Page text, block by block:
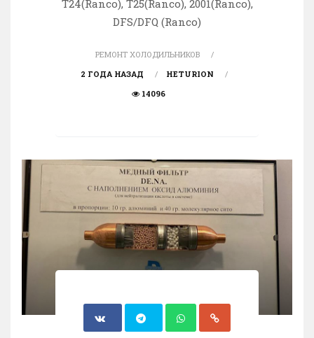
T24(Ranco), T25(Ranco), 2001(Ranco),
DFS/DFQ (Ranco)
РЕМОНТ ХОЛОДИЛЬНИКОВ
2 ГОДА НАЗАД
HETURION
14096